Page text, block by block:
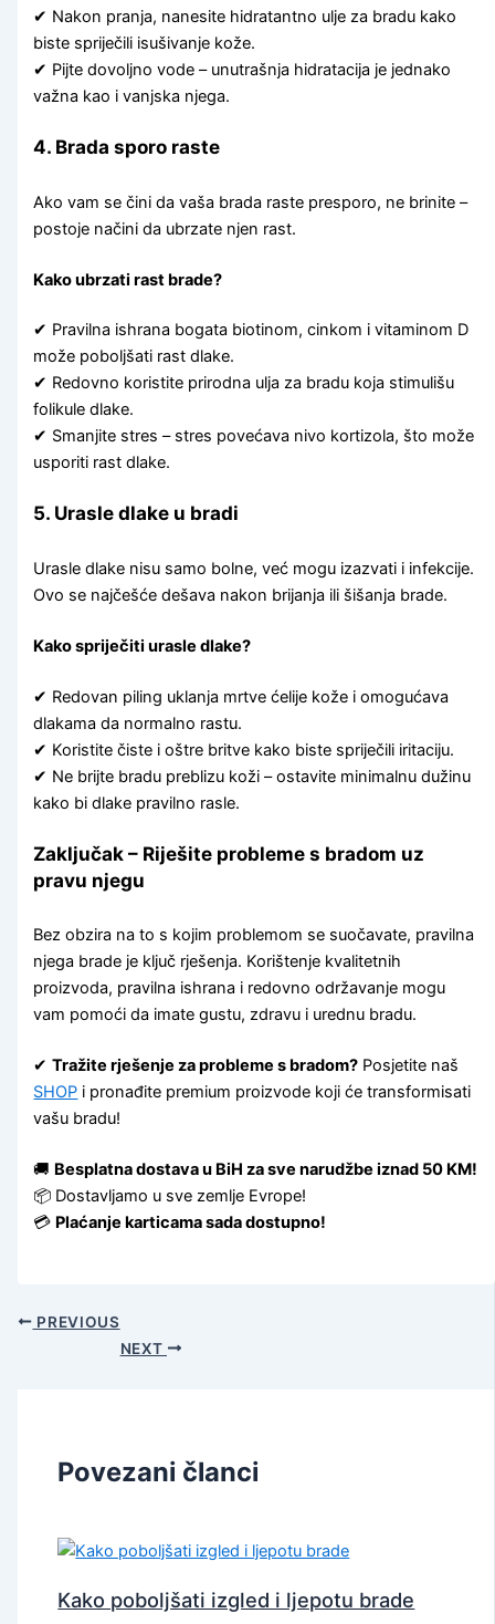
✔ Nakon pranja, nanesite hidratantno ulje za bradu kako
biste spriječili isušivanje kože.
✔ Pijte dovoljno vode – unutrašnja hidratacija je jednako
važna kao i vanjska njega.
4. Brada sporo raste
Ako vam se čini da vaša brada raste presporo, ne brinite –
postoje načini da ubrzate njen rast.
Kako ubrzati rast brade?
✔ Pravilna ishrana bogata biotinom, cinkom i vitaminom D
može poboljšati rast dlake.
✔ Redovno koristite prirodna ulja za bradu koja stimulišu
folikule dlake.
✔ Smanjite stres – stres povećava nivo kortizola, što može
usporiti rast dlake.
5. Urasle dlake u bradi
Urasle dlake nisu samo bolne, već mogu izazvati i infekcije.
Ovo se najčešće dešava nakon brijanja ili šišanja brade.
Kako spriječiti urasle dlake?
✔ Redovan piling uklanja mrtve ćelije kože i omogućava
dlakama da normalno rastu.
✔ Koristite čiste i oštre britve kako biste spriječili iritaciju.
✔ Ne brijte bradu preblizu koži – ostavite minimalnu dužinu
kako bi dlake pravilno rasle.
Zaključak – Riješite probleme s bradom uz
pravu njegu
Bez obzira na to s kojim problemom se suočavate, pravilna
njega brade je ključ rješenja. Korištenje kvalitetnih
proizvoda, pravilna ishrana i redovno održavanje mogu
vam pomoći da imate gustu, zdravu i urednu bradu.
✔Tražite rješenje za probleme s bradom? Posjetite naš
SHOP i pronađite premium proizvode koji će transformisati
vašu bradu!
🚚 Besplatna dostava u BiH za sve narudžbe iznad 50 KM!
📦 Dostavljamo u sve zemlje Evrope!
💳 Plaćanje karticama sada dostupno!
PREVIOUS
NEXT
Povezani članci
Kako poboljšati izgled i ljepotu brade